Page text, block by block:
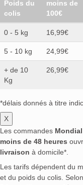
Poids du
colis
moins de
100€
0 - 5 kg 16,99€
5 - 10 kg 24,99€
+ de 10
Kg
26,99€
*délais donnés à titre
X
Les commandes
moins de 48 heures
livraison à domicile*.
Les tarifs dépendent du
et du poids du colis.